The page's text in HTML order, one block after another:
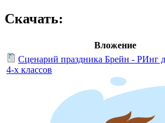
Скачать:
Вложение
Сценарий праздника Брейн - РИнг
4-х классов